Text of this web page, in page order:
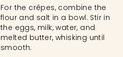
For the crêpes, combine the
flour and salt in a bowl. Stir in
the eggs, milk, water, and
melted butter, whisking until
smooth.